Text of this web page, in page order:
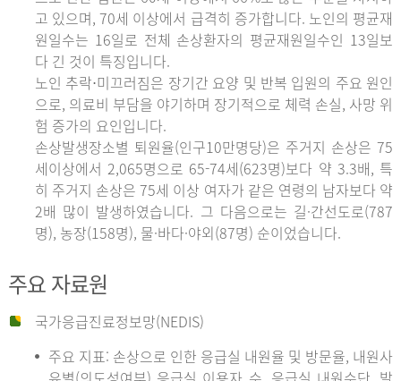
고 있으며, 70세 이상에서 급격히 증가합니다. 노인의 평균재
원일수는 16일로 전체 손상환자의 평균재원일수인 13일보
다 긴 것이 특징입니다.
노인 추락⋅미끄러짐은 장기간 요양 및 반복 입원의 주요 원인
으로, 의료비 부담을 야기하며 장기적으로 체력 손실, 사망 위
험 증가의 요인입니다.
손상발생장소별 퇴원율(인구10만명당)은 주거지 손상은 75
세이상에서 2,065명으로 65-74세(623명)보다 약 3.3배, 특
히 주거지 손상은 75세 이상 여자가 같은 연령의 남자보다 약
2배 많이 발생하였습니다. 그 다음으로는 길·간선도로(787
명), 농장(158명), 물·바다·야외(87명) 순이었습니다.
주요 자료원
국가응급진료정보망(NEDIS)
주요 지표: 손상으로 인한 응급실 내원율 및 방문율, 내원사